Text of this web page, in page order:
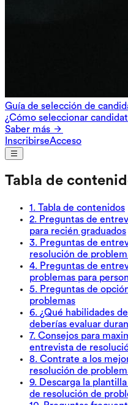
Guía de selección de
¿Cómo seleccionar
Saber más
InscribirseAcceso
Tabla de
1 . Tabla de contenidos
2. Preguntas de
para recién graduados
3. Preguntas de
resolución de
4. Preguntas de
problemas para
5. Preguntas de
problemas
6. ¿Qué habilidades
deberías evaluar
7. Consejos para
entrevista de
8. Contrate a los
resolución de
9. Descarga la
de resolución de